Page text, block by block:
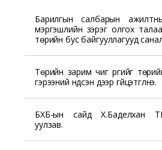
Барилгын салбарын
мэргэшлийн зэрэг олгох
төрийн бус байгууллагууд
Төрийн зарим чиг үүргийг
гэрээний үндсэн дээр гүйцэтгүүлнэ.
БХБ-ын сайд Х.Баделхан
уулзав.